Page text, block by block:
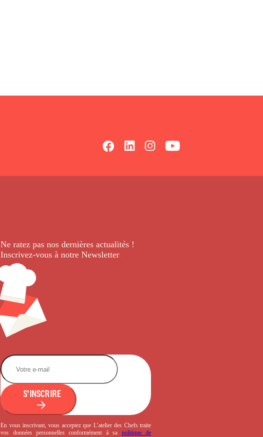
Ne ratez pas nos dernièresactualités !
Inscrivez-vous à notre Newsletter.
S'INSCRIRE
En vous inscrivant, vous acceptez que L’atelier des Chefs traite
vos données personnelles conformément à sa politique de